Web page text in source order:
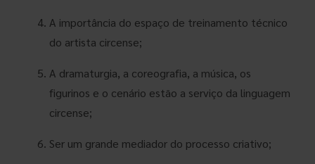
A importância do espaço de treinamento técnico
do artista circense;
A dramaturgia, a coreografia, a música, os
figurinos e o cenário estão a serviço da linguagem
circense;
Ser um grande mediador do processo criativo;